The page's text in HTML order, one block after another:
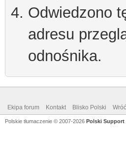
Odwiedzono
adresu
odnośnika.
Ekipa forum Kontakt Blisko Polski
Polskie tłumaczenie © 2007-2026 Polski Support